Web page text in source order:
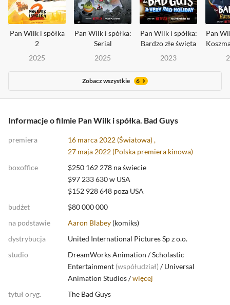
Pan Wilk i spółka
2
2025
Pan Wilk i spółka:
Serial
2025
Pan Wilk i spółka:
Bardzo złe święta
2023
Pan
Zobacz wszystkie 6
Informacje o filmie Pan Wilk i spółka. Bad Guys
premiera
16 marca 2022 (Światowa) ,
27 maja 2022 (Polska premiera kinowa)
boxoffice
$250 162 278 na świecie
$97 233 630 w USA
$152 928 648 poza USA
budżet
$80 000 000
na podstawie
Aaron Blabey (komiks)
dystrybucja
United International Pictures Sp z o.o.
studio
DreamWorks Animation /Scholastic
Entertainment (współudział) /Universal
Animation Studios /więcej
tytuł oryg.
The Bad Guys